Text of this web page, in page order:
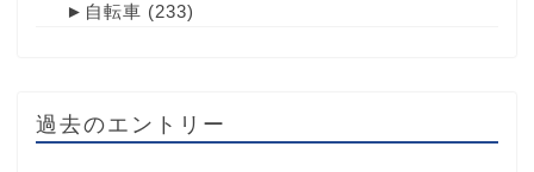
► 自転車 (233)
過去のエントリー